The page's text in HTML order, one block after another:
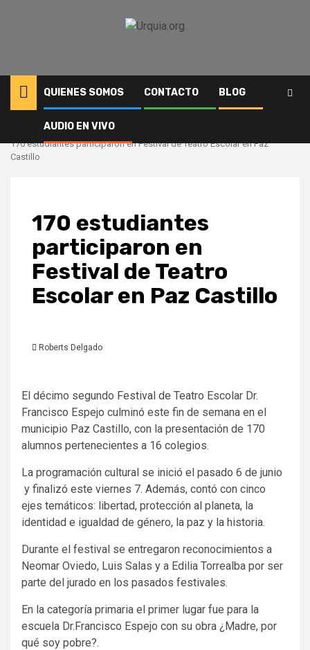
QUIENES SOMOS CONTACTO BLOG
AUDIO EN VIVO
Cultura
170 estudiantes participaron en Festival de Teatro Escolar en Paz
Castillo
170 estudiantes
participaron en
Festival de Teatro
Escolar en Paz Castillo
Roberts Delgado
El décimo segundo Festival de Teatro Escolar Dr.
Francisco Espejo culminó este fin de semana en el
municipio Paz Castillo, con la presentación de 170
alumnos pertenecientes a 16 colegios.
La programación cultural se inició el pasado 6 de junio
y finalizó este viernes 7. Además, contó con cinco
ejes temáticos: libertad, protección al planeta, la
identidad e igualdad de género, la paz y la historia.
Durante el festival se entregaron reconocimientos a
Neomar Oviedo, Luis Salas y a Edilia Torrealba por ser
parte del jurado en los pasados festivales.
En la categoría primaria el primer lugar fue para la
escuela Dr.Francisco Espejo con su obra ¿Madre, por
qué soy pobre?.